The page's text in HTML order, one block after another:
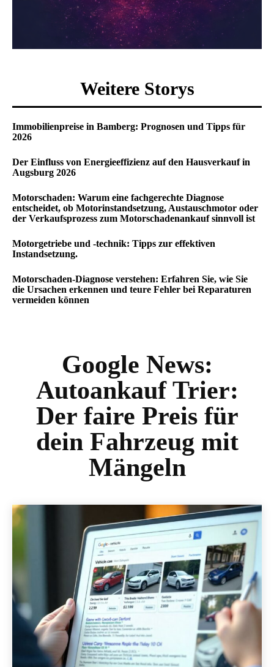
Weitere Storys
Immobilienpreise in Bamberg: Prognosen und Tipps für
2026
Der Einfluss von Energieeffizienz auf den Hausverkauf in
Augsburg 2026
Motorschaden: Warum eine fachgerechte Diagnose
entscheidet, ob Motorinstandsetzung, Austauschmotor oder
der Verkaufsprozess zum Motorschadenankauf sinnvoll ist
Motorgetriebe und -technik: Tipps zur effektiven
Instandsetzung.
Motorschaden-Diagnose verstehen: Erfahren Sie, wie Sie
die Ursachen erkennen und teure Fehler bei Reparaturen
vermeiden können
Google News:
Autoankauf Trier:
Der faire Preis für
dein Fahrzeug mit
Mängeln